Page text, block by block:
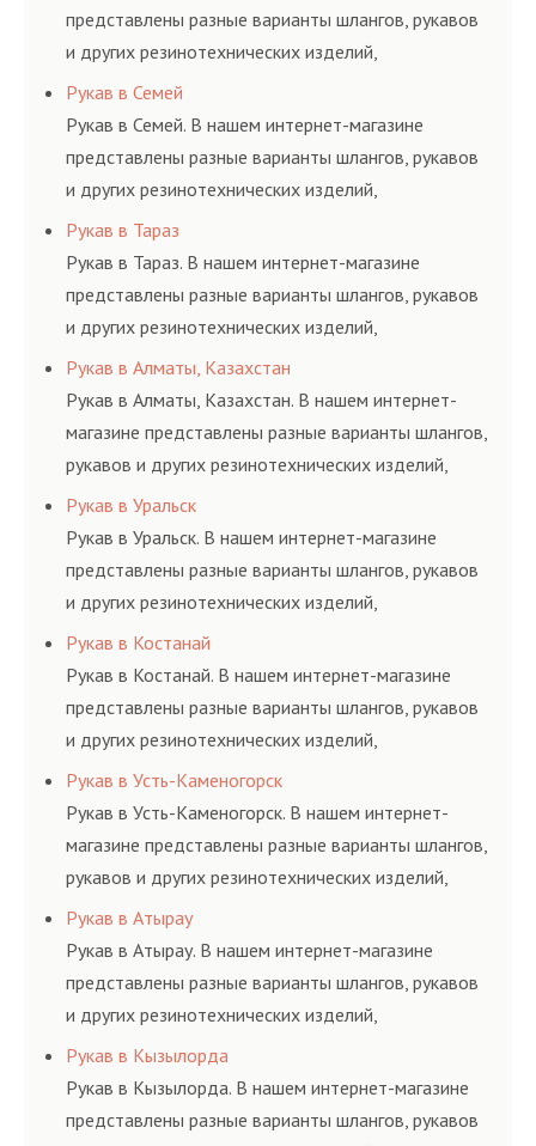
представлены разные варианты шлангов, рукавов
и других резинотехнических изделий,
соответствующих ГОСТам, техническим условиям
и нормативам.
Рукав в Семей
Рукав в Семей. В нашем интернет-магазине
представлены разные варианты шлангов, рукавов
и других резинотехнических изделий,
соответствующих ГОСТам, техническим условиям
и нормативам.
Рукав в Тараз
Рукав в Тараз. В нашем интернет-магазине
представлены разные варианты шлангов, рукавов
и других резинотехнических изделий,
соответствующих ГОСТам, техническим условиям
и нормативам.
Рукав в Алматы, Казахстан
Рукав в Алматы, Казахстан. В нашем интернет-
магазине представлены разные варианты шлангов,
рукавов и других резинотехнических изделий,
соответствующих ГОСТам, техническим условиям
и нормативам.
Рукав в Уральск
Рукав в Уральск. В нашем интернет-магазине
представлены разные варианты шлангов, рукавов
и других резинотехнических изделий,
соответствующих ГОСТам, техническим условиям
и нормативам.
Рукав в Костанай
Рукав в Костанай. В нашем интернет-магазине
представлены разные варианты шлангов, рукавов
и других резинотехнических изделий,
соответствующих ГОСТам, техническим условиям
и нормативам.
Рукав в Усть-Каменогорск
Рукав в Усть-Каменогорск. В нашем интернет-
магазине представлены разные варианты шлангов,
рукавов и других резинотехнических изделий,
соответствующих ГОСТам, техническим условиям
и нормативам.
Рукав в Атырау
Рукав в Атырау. В нашем интернет-магазине
представлены разные варианты шлангов, рукавов
и других резинотехнических изделий,
соответствующих ГОСТам, техническим условиям
и нормативам.
Рукав в Кызылорда
Рукав в Кызылорда. В нашем интернет-магазине
представлены разные варианты шлангов, рукавов